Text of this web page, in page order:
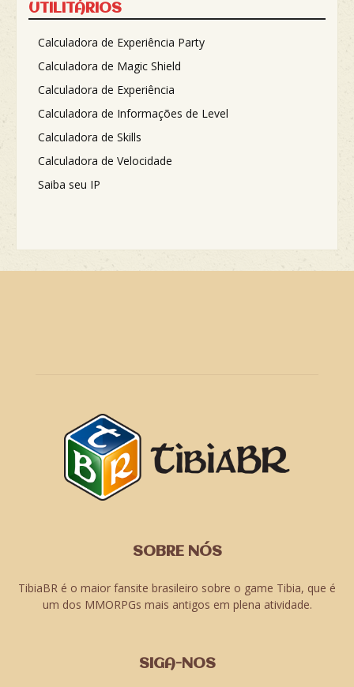
UTILITÁRIOS
Calculadora de Experiência Party
Calculadora de Magic Shield
Calculadora de Experiência
Calculadora de Informações de Level
Calculadora de Skills
Calculadora de Velocidade
Saiba seu IP
SOBRE NÓS
TibiaBR é o maior fansite brasileiro sobre o game Tibia, que é
um dos MMORPGs mais antigos em plena atividade.
SIGA-NOS